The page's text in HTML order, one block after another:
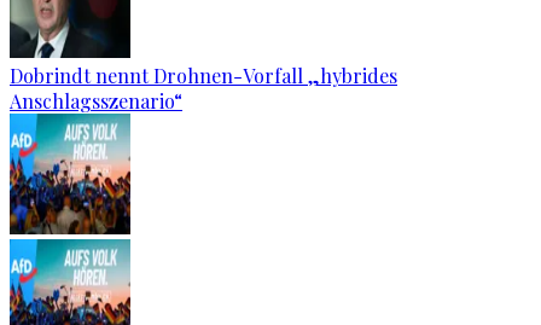
Dobrindt nennt Drohnen-Vorfall „hybrides
Anschlagsszenario“